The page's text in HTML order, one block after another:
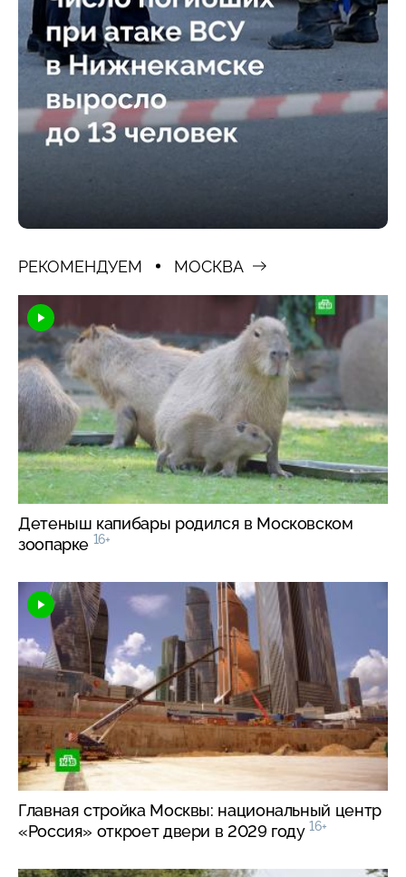
РЕКОМЕНДУЕМ МОСКВА
Детеныш капибары родился в Московском
зоопарке 16+
Главная стройка Москвы: национальный центр
«Россия» откроет двери в 2029 году 16+